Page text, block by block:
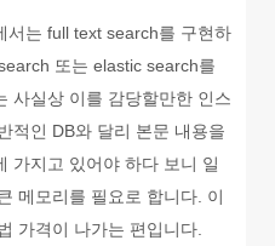
서는 full text search를 구현하
또는 elastic search를
사실상 이를 감당할만한 인스
적인 DB와 달리 본문 내용을
가지고 있어야 하다 보니 일
메모리를 필요로 합니다. 이
가격이 나가는 편입니다.